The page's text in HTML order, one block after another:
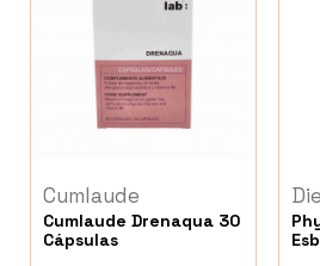
Cumlaude
Cumlaude Drenaqua 30
Cápsulas